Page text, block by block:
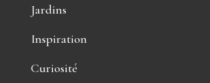
Jardins
Inspiration
Curiosité